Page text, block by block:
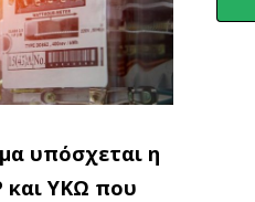
υπόσχεται η
και ΥΚΩ που